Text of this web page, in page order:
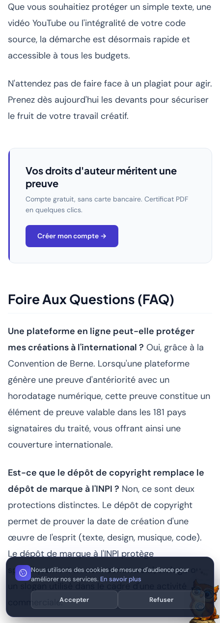
Que vous souhaitiez protéger un simple texte, une
vidéo YouTube ou l'intégralité de votre code
source, la démarche est désormais rapide et
accessible à tous les budgets.
N'attendez pas de faire face à un plagiat pour agir.
Prenez dès aujourd'hui les devants pour sécuriser
le fruit de votre travail créatif.
Vos droits d'auteur méritent une
preuve
Compte gratuit, sans carte bancaire. Certificat PDF
en quelques clics.
Créer mon compte →
Foire Aux Questions (FAQ)
Une plateforme en ligne peut-elle protéger
mes créations à l'international ? Oui, grâce à la
Convention de Berne. Lorsqu'une plateforme
génère une preuve d'antériorité avec un
horodatage numérique, cette preuve constitue un
élément de preuve valable dans les 181 pays
signataires du traité, vous offrant ainsi une
couverture internationale.
Est-ce que le dépôt de copyright remplace le
dépôt de marque à l'INPI ? Non, ce sont deux
protections distinctes. Le dépôt de copyright
permet de prouver la date de création d'une
œuvre de l'esprit (texte, design, musique, code).
Le dépôt de marque à l'INPI protège
spécifiquement un nom commercial, un logo ou
un slogan utilisé dans le cadre d'une activité
commerciale.
Nous utilisons des cookies de mesure d'audience pour
améliorer nos services. En savoir plus
Accepter Refuser